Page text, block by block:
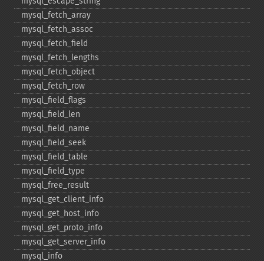
mysql_​fetch_​array
mysql_​fetch_​assoc
mysql_​fetch_​field
mysql_​fetch_​lengths
mysql_​fetch_​object
mysql_​fetch_​row
mysql_​field_​flags
mysql_​field_​len
mysql_​field_​name
mysql_​field_​seek
mysql_​field_​table
mysql_​field_​type
mysql_​free_​result
mysql_​get_​client_​info
mysql_​get_​host_​info
mysql_​get_​proto_​info
mysql_​get_​server_​info
mysql_​info